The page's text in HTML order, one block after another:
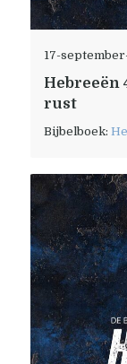
17-
Hebreeën
rust
Bijbelboek: